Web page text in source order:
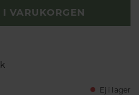
I VARUKORGEN
Ej i lager